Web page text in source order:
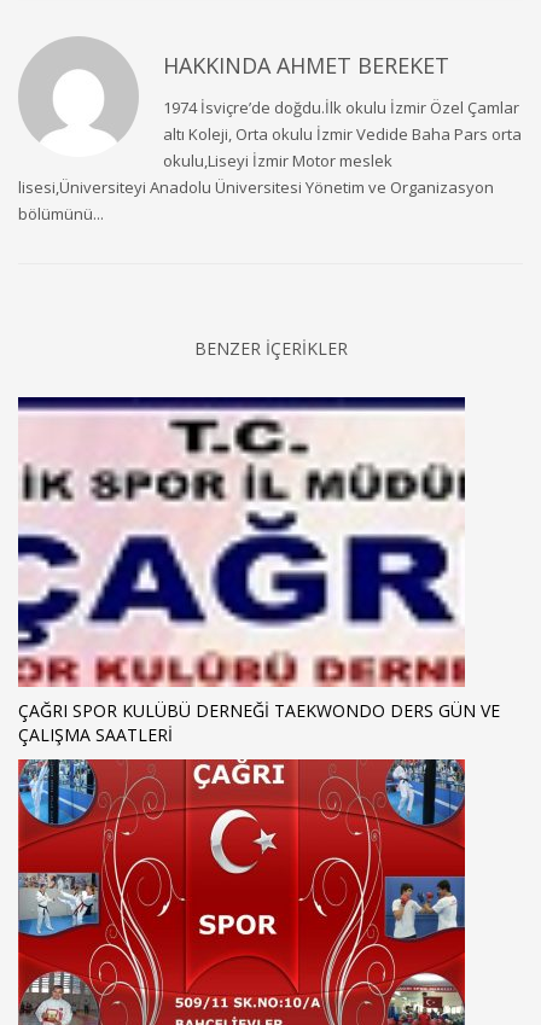
HAKKINDA AHMET BEREKET
1974 İsviçre’de doğdu.İlk okulu İzmir Özel Çamlar
altı Koleji, Orta okulu İzmir Vedide Baha Pars orta
okulu,Liseyi İzmir Motor meslek
lisesi,Üniversiteyi Anadolu Üniversitesi Yönetim ve Organizasyon
bölümünü...
BENZER İÇERİKLER
ÇAĞRI SPOR KULÜBÜ DERNEĞİ TAEKWONDO DERS GÜN VE
ÇALIŞMA SAATLERİ